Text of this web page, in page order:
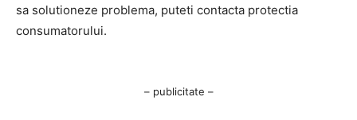
sa solutioneze problema, puteti contacta protectia
consumatorului.
– publicitate –